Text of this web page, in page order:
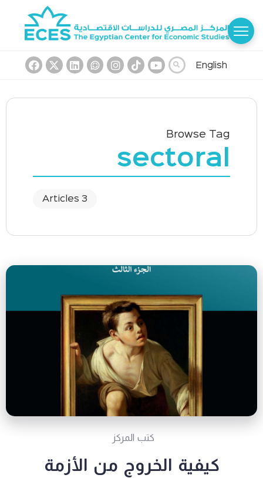
English
Browse Tag
sectoral
3 Articles
كتب المركز
كيفية الخروج من الأزمة